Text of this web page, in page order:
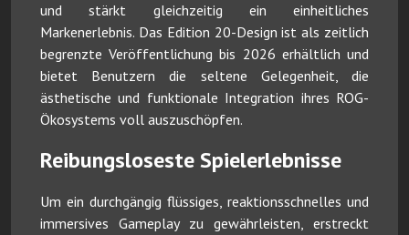
und stärkt gleichzeitig ein einheitliches
Markenerlebnis. Das Edition 20-Design ist als zeitlich
begrenzte Veröffentlichung bis 2026 erhältlich und
bietet Benutzern die seltene Gelegenheit, die
ästhetische und funktionale Integration ihres ROG-
Ökosystems voll auszuschöpfen.
Reibungsloseste Spielerlebnisse
Um ein durchgängig flüssiges, reaktionsschnelles und
immersives Gameplay zu gewährleisten, erstreckt